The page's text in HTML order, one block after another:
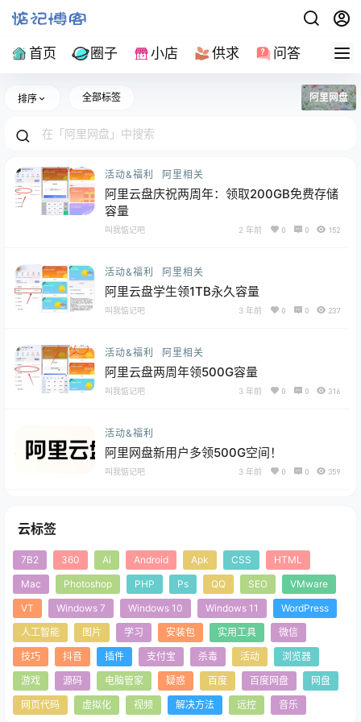
首页 圈子 小店 供求 问答 导航
排序 全部标签 阿里网盘
活动&福利 阿里相关
阿里云盘庆祝两周年：领取200GB免费存储
容量
叫我惦记吧 2 年前 0 0 152
活动&福利 阿里相关
阿里云盘学生领1TB永久容量
叫我惦记吧 3 年前 0 0 237
活动&福利 阿里相关
阿里云盘两周年领500G容量
叫我惦记吧 3 年前 0 0 316
活动&福利
阿里网盘新用户多领500G空间！
叫我惦记吧 3 年前 0 0 359
云标签
7B2 360 Ai Android Apk CSS
HTML
Mac
Photoshop PHP Ps QQ SEO
VMware
VT
Windows 7 Windows 10 Windows 11
WordPress
人工智能
图片 学习 安装包 实用工具
微信
技巧
抖音 插件 支付宝 杀毒 活动
浏览器
游戏
源码 电脑管家 疑惑 百度 百度网盘
网盘
网页代码
虚拟化 视频 解决方法 远控 音乐